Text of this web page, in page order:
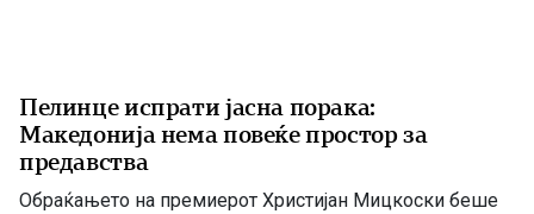
Пелинце испрати јасна порака:
Македонија нема повеќе простор за
предавства
Обраќањето на премиерот Христијан Мицкоски беше